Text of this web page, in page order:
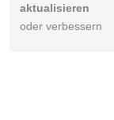
aktualisieren
oder verbessern